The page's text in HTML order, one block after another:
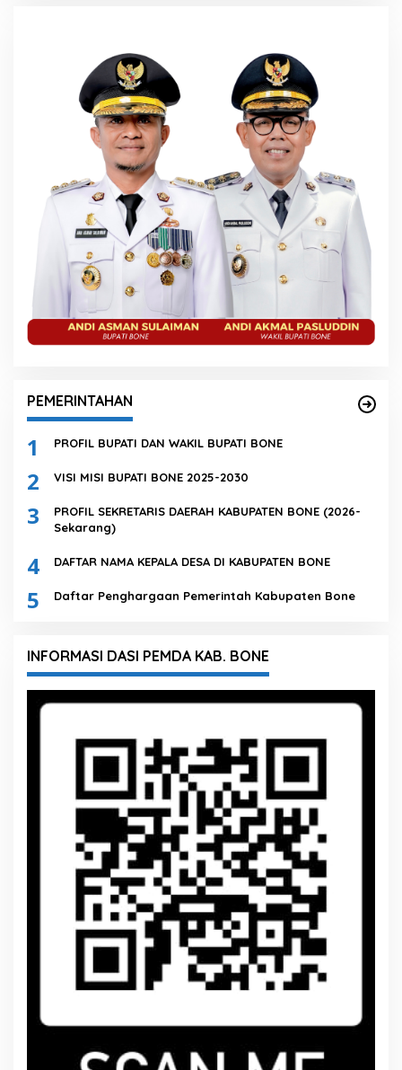
PEMERINTAHAN
1 PROFIL BUPATI DAN WAKIL BUPATI BONE
2 VISI MISI BUPATI BONE 2025-2030
3
PROFIL SEKRETARIS DAERAH KABUPATEN BONE (2026-
Sekarang)
4 DAFTAR NAMA KEPALA DESA DI KABUPATEN BONE
5 Daftar Penghargaan Pemerintah Kabupaten Bone
INFORMASI DASI PEMDA KAB. BONE